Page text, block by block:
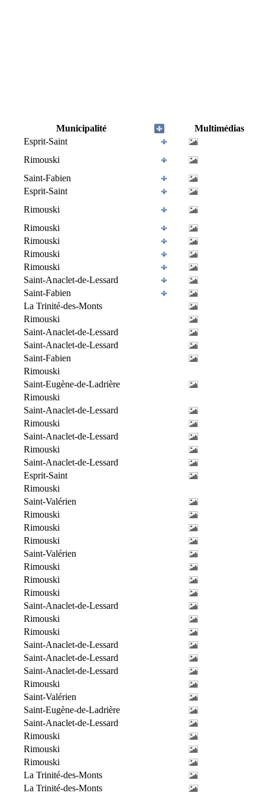
Municipalité
Multimédias
Esprit-Saint
Rimouski
Saint-Fabien
Esprit-Saint
Rimouski
Rimouski
Rimouski
Rimouski
Rimouski
Saint-Anaclet-de-Lessard
Saint-Fabien
La Trinité-des-Monts
Rimouski
Saint-Anaclet-de-Lessard
Saint-Anaclet-de-Lessard
Saint-Fabien
Rimouski
Saint-Eugène-de-Ladrière
Rimouski
Saint-Anaclet-de-Lessard
Rimouski
Saint-Anaclet-de-Lessard
Rimouski
Saint-Anaclet-de-Lessard
Esprit-Saint
Rimouski
Saint-Valérien
Rimouski
Rimouski
Rimouski
Saint-Valérien
Rimouski
Rimouski
Rimouski
Saint-Anaclet-de-Lessard
Rimouski
Rimouski
Saint-Anaclet-de-Lessard
Saint-Anaclet-de-Lessard
Saint-Anaclet-de-Lessard
Rimouski
Saint-Valérien
Saint-Eugène-de-Ladrière
Saint-Anaclet-de-Lessard
Rimouski
Rimouski
Rimouski
La Trinité-des-Monts
La Trinité-des-Monts